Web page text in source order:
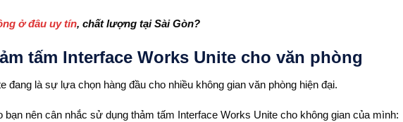
ở đâu uy tín, chất lượng tại Sài Gòn?
tấm Interface Works Unite cho văn phòng
đang là sự lựa chọn hàng đầu cho nhiều không gian văn phòng hiện đại.
nên cân nhắc sử dụng thảm tấm Interface Works Unite cho không gian của mình: